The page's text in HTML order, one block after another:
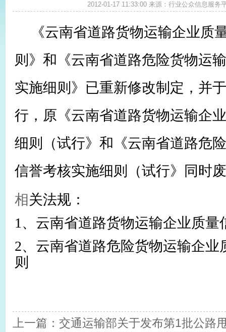
2012-01-17 11:33:00 来源：行业公众信息服务
《云南省道路货物运输企业质
则》和《云南省道路危险货物运
实施细则》已重新修改制定，并
行，原《云南省道路货物运输企
细则（试行》和《云南省道路危
信誉考核实施细则（试行》同时
相关法规：
1、 云南省道路货物运输企业质量
2、 云南省道路危险货物运输企业
则
上一篇：交通运输部关于发布第1批公路